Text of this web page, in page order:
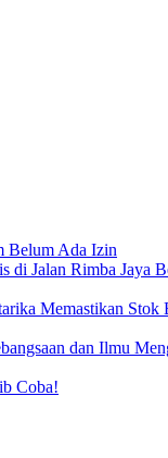
Belum Ada Izin
di Jalan Rimba Jaya
Memastikan Stok
dan Ilmu
Coba!